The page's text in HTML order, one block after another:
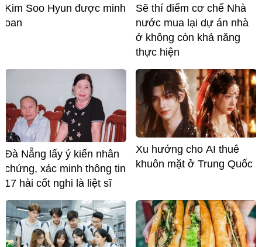
Kim Soo Hyun được minh
oan
Sẽ thí điểm cơ chế Nhà
nước mua lại dự án nhà
ở không còn khả năng
thực hiện
Đà Nẵng lấy ý kiến nhân
chứng, xác minh thông tin
17 hài cốt nghi là liệt sĩ
Xu hướng cho AI thuê
khuôn mặt ở Trung Quốc